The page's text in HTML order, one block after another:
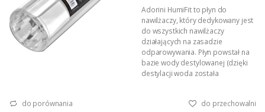
Adorini HumiFit to płyn do
nawilżaczy, który dedykowany jest
do wszystkich nawilżaczy
działających na zasadzie
odparowywania. Płyn powstał na
bazie wody destylowanej (dzięki
destylacji woda została
jonami srebra. Dodatek jonów
do porównania do przechowalni